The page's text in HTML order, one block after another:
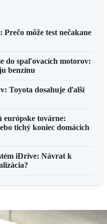
môže test nečakane
do spaľovacích motorov:
benzínu
Toyota dosahuje ďalší
európske továrne:
tichý koniec domácich
iDrive: Návrat k